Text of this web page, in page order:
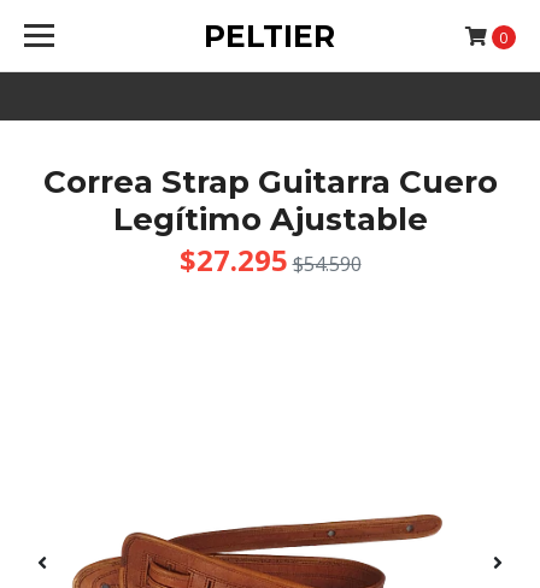
PELTIER 0
Correa Strap Guitarra Cuero
Legítimo Ajustable
$27.295 $54.590